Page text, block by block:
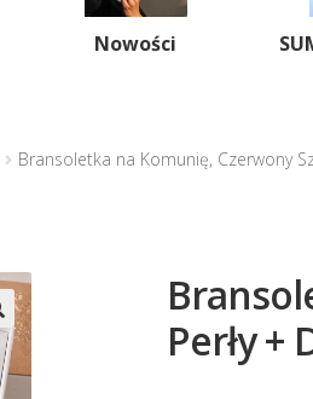
Nowości
Bransoletka na Komunię, Czerwony
Perły +